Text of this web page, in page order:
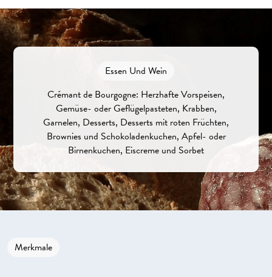
Essen Und Wein
Crémant de Bourgogne: Herzhafte Vorspeisen,
Gemüse- oder Geflügelpasteten, Krabben,
Garnelen, Desserts, Desserts mit roten Früchten,
Brownies und Schokoladenkuchen, Apfel- oder
Birnenkuchen, Eiscreme und Sorbet
Merkmale